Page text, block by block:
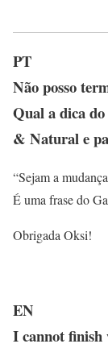
PT
Não posso
Qual a dica
& Natural e
“Sejam a
É uma frase do
Obrigada Oksi!
EN
I cannot